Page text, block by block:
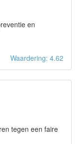
en
Waardering: 4.62
tegen een faire